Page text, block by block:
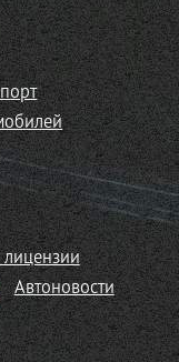
Автоновости